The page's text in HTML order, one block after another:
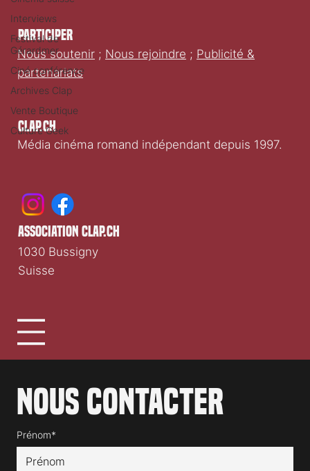
Interviews
Festival de
Gérardmer
Ciné conférence
Archives Clap
Vente Boutique
Culture Geek
Clap.ch
Participer
Nous soutenir
partenariats
Nous contacter
Prénom*
association clap.ch
1030 Bussigny